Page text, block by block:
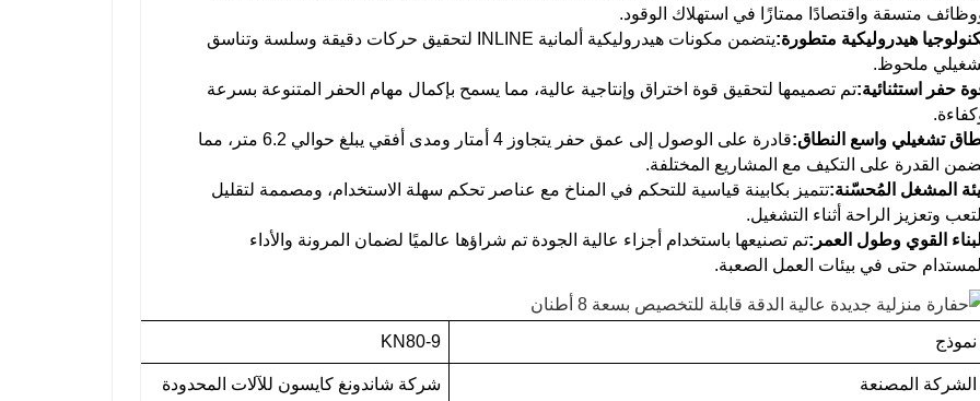
متسقة واقتصادًا ممتازًا في استهلاك الوقود.
هيدروليكية متطورة:
يتضمن مكونات هيدروليكية ألمانية INLINE لتحقيق حركات دقيقة وسلسة وتناسق
ملحوظ.
حفر استثنائية:تم تصميمها لتحقيق قوة اختراق وإنتاجية عالية، مما يسمح بإكمال مهام الحفر المتنوعة بسرعة
تشغيلي واسع النطاق:
قادرة على الوصول إلى عمق حفر يتجاوز 4 أمتار ومدى أفقي يبلغ حوالي 6.2 متر، مما
القدرة على التكيف مع المشاريع المختلفة.
المشغل المُحسّنة:تتميز بكابينة قياسية للتحكم في المناخ مع عناصر تحكم سهلة الاستخدام، ومصممة لتقليل
التعب وتعزيز الراحة أثناء التشغيل.
البناء القوي وطول العمر:تم تصنيعها باستخدام أجزاء عالية الجودة تم شراؤها عالميًا لضمان المرونة والأداء
المستدام حتى في بيئات العمل الصعبة.
نموذج KN80-9
الشركة المصنعة شركة شاندونغ كايسون للآلات المحدودة